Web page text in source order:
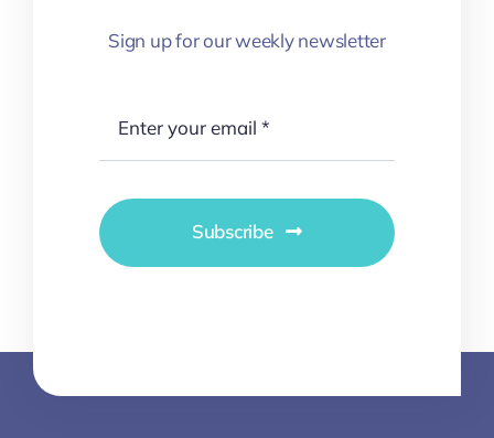
Sign up for our weekly newsletter
Subscribe